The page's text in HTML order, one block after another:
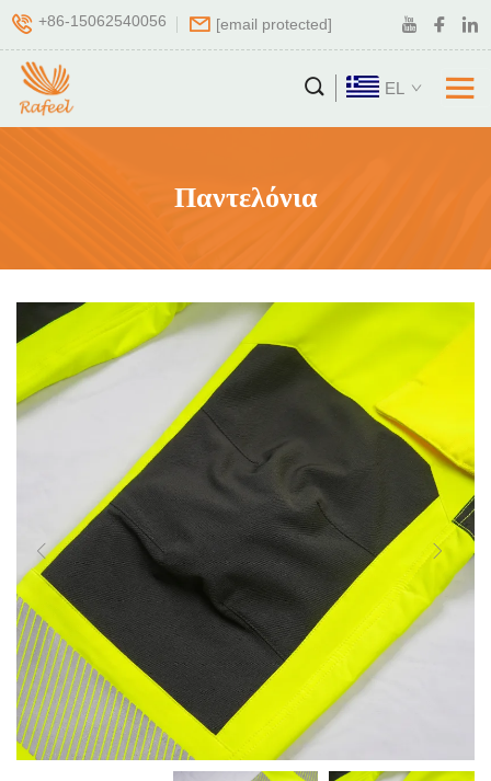
+86-15062540056 [email protected]
EL
Παντελόνια